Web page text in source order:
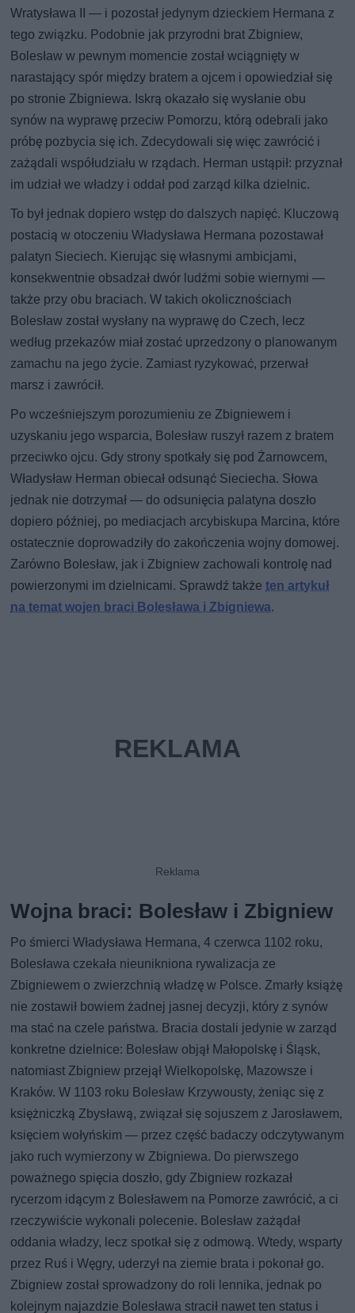
Wratysława II — i pozostał jedynym dzieckiem Hermana z
tego związku. Podobnie jak przyrodni brat Zbigniew,
Bolesław w pewnym momencie został wciągnięty w
narastający spór między bratem a ojcem i opowiedział się
po stronie Zbigniewa. Iskrą okazało się wysłanie obu
synów na wyprawę przeciw Pomorzu, którą odebrali jako
próbę pozbycia się ich. Zdecydowali się więc zawrócić i
zażądali współudziału w rządach. Herman ustąpił: przyznał
im udział we władzy i oddał pod zarząd kilka dzielnic.
To był jednak dopiero wstęp do dalszych napięć. Kluczową
postacią w otoczeniu Władysława Hermana pozostawał
palatyn Sieciech. Kierując się własnymi ambicjami,
konsekwentnie obsadzał dwór ludźmi sobie wiernymi —
także przy obu braciach. W takich okolicznościach
Bolesław został wysłany na wyprawę do Czech, lecz
według przekazów miał zostać uprzedzony o planowanym
zamachu na jego życie. Zamiast ryzykować, przerwał
marsz i zawrócił.
Po wcześniejszym porozumieniu ze Zbigniewem i
uzyskaniu jego wsparcia, Bolesław ruszył razem z bratem
przeciwko ojcu. Gdy strony spotkały się pod Żarnowcem,
Władysław Herman obiecał odsunąć Sieciecha. Słowa
jednak nie dotrzymał — do odsunięcia palatyna doszło
dopiero później, po mediacjach arcybiskupa Marcina, które
ostatecznie doprowadziły do zakończenia wojny domowej.
Zarówno Bolesław, jak i Zbigniew zachowali kontrolę nad
powierzonymi im dzielnicami. Sprawdź takżeten artykuł
na temat wojen braci Bolesława i Zbigniewa.
Wojna braci: Bolesław i Zbigniew
Po śmierci Władysława Hermana, 4 czerwca 1102 roku,
Bolesława czekała nieunikniona rywalizacja ze
Zbigniewem o zwierzchnią władzę w Polsce. Zmarły książę
nie zostawił bowiem żadnej jasnej decyzji, który z synów
ma stać na czele państwa. Bracia dostali jedynie w zarząd
konkretne dzielnice: Bolesław objął Małopolskę i Śląsk,
natomiast Zbigniew przejął Wielkopolskę, Mazowsze i
Kraków. W 1103 roku Bolesław Krzywousty, żeniąc się z
księżniczką Zbysławą, związał się sojuszem z Jarosławem,
księciem wołyńskim — przez część badaczy odczytywanym
jako ruch wymierzony w Zbigniewa. Do pierwszego
poważnego spięcia doszło, gdy Zbigniew rozkazał
rycerzom idącym z Bolesławem na Pomorze zawrócić, a ci
rzeczywiście wykonali polecenie. Bolesław zażądał
oddania władzy, lecz spotkał się z odmową. Wtedy, wsparty
przez Ruś i Węgry, uderzył na ziemie brata i pokonał go.
Zbigniew został sprowadzony do roli lennika, jednak po
kolejnym najazdzie Bolesława stracił nawet ten status i